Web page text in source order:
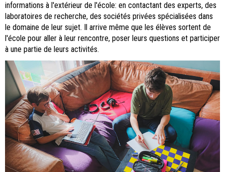
informations à l'extérieur de l'école: en contactant des experts, des
laboratoires de recherche, des sociétés privées spécialisées dans
le domaine de leur sujet. Il arrive même que les élèves sortent de
l'école pour aller à leur rencontre, poser leurs questions et participer
à une partie de leurs activités.